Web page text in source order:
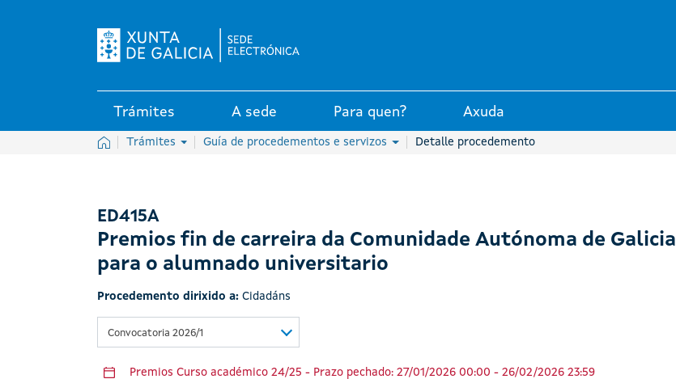
Trámites A sede Para quen? Axuda
InicioTrámites Guía de procedementos e servizos Detalle procedemento
ED415A
Premios fin de carreira da Comunidade Autónoma de Galicia
para o alumnado universitario
Procedemento dirixido a: Cidadáns
Convocatoria 2026/1
Premios Curso académico 24/25 - Prazo pechado: 27/01/2026 00:00 - 26/02/2026 23:59